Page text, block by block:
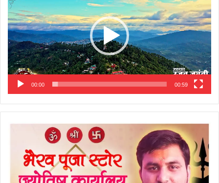
00:00 00:59